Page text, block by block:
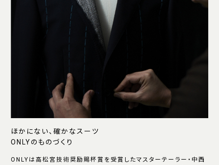
ほかにない、確かなスーツ
ONLYのものづくり
ONLYは高松宮技術奨励賜杯賞を受賞したマスターテーラー・中西